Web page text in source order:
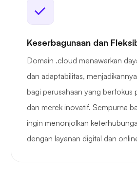
Keserbagunaan dan
Domain .cloud menawarkan
dan adaptabilitas,
bagi perusahaan yang berfokus
dan merek inovatif. Sempurna
ingin menonjolkan
dengan layanan digital dan